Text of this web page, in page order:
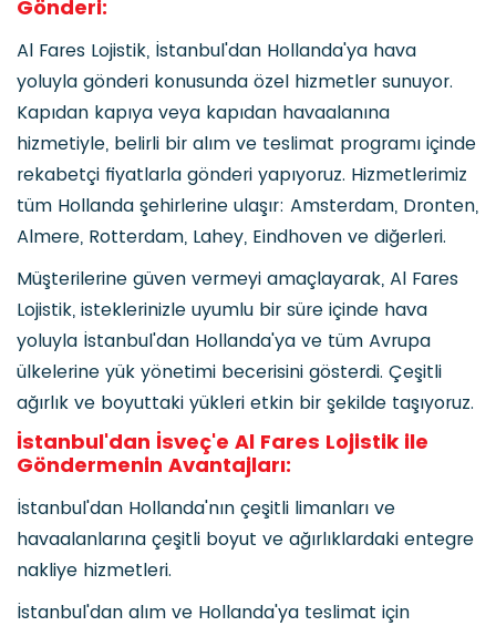
Gönderi:
Al Fares Lojistik, İstanbul'dan Hollanda'ya hava
yoluyla gönderi konusunda özel hizmetler sunuyor.
Kapıdan kapıya veya kapıdan havaalanına
hizmetiyle, belirli bir alım ve teslimat programı içinde
rekabetçi fiyatlarla gönderi yapıyoruz. Hizmetlerimiz
tüm Hollanda şehirlerine ulaşır: Amsterdam, Dronten,
Almere, Rotterdam, Lahey, Eindhoven ve diğerleri.
Müşterilerine güven vermeyi amaçlayarak, Al Fares
Lojistik, isteklerinizle uyumlu bir süre içinde hava
yoluyla İstanbul'dan Hollanda'ya ve tüm Avrupa
ülkelerine yük yönetimi becerisini gösterdi. Çeşitli
ağırlık ve boyuttaki yükleri etkin bir şekilde taşıyoruz.
İstanbul'dan İsveç'e Al Fares Lojistik ile
Göndermenin Avantajları:
İstanbul'dan Hollanda'nın çeşitli limanları ve
havaalanlarına çeşitli boyut ve ağırlıklardaki entegre
nakliye hizmetleri.
İstanbul'dan alım ve Hollanda'ya teslimat için